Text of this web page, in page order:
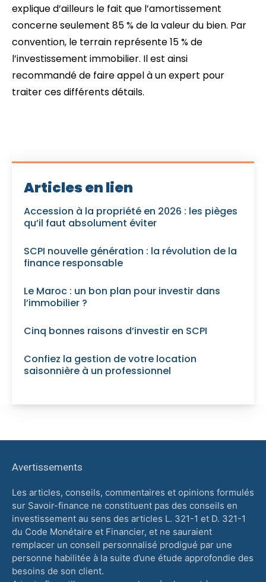
explique d’ailleurs le fait que l’amortissement
concerne seulement 85 % de la valeur du bien. Par
convention, le terrain représente 15 % de
l’investissement immobilier. Il est ainsi
recommandé de faire appel à un expert pour
traiter ces différents détails.
Articles en lien
Accession à la propriété en 2026 : les pièges
qu’il faut absolument éviter
SCPI nouvelle génération : la révolution de la
finance responsable
Le Maroc : un bon plan pour investir dans
l’immobilier ?
Cinq bonnes raisons d’investir en SCPI
Confiez la gestion de votre location
saisonnière à un professionnel
Avertissements
Les articles, conseils, commentaires et opinions formulés
sur Savoir-finance ne constituent pas des conseils en
investissement au sens des articles L. 321-1 et D. 321-1
du Code Monétaire et Financier, et ne sauraient
remplacer un conseil personnalisé prodigué par une
personne habilitée à la suite d’une étude approfondie des
besoins de son client.